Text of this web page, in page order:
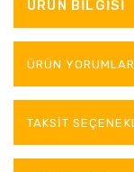
ÜRÜN BILGISI
ÜRÜN
TAKSIT